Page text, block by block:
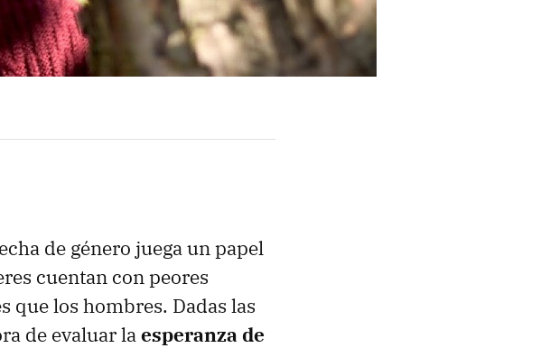
de género juega un papel
cuentan con peores
que los hombres. Dadas las
de evaluar laesperanza de